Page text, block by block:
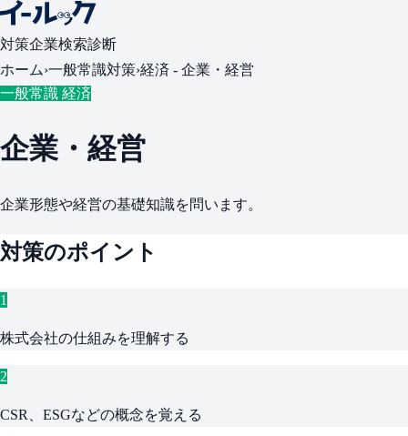
対策企業検索診断
ホーム›一般常識対策›経済 - 企業・経営
一般常識 経済
企業・経営
企業形態や経営の基礎知識を問います。
対策のポイント
1
株式会社の仕組みを理解する
2
CSR、ESGなどの概念を覚える